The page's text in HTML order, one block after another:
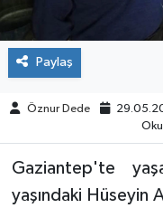
Paylaş
Öznur Dede
Gaziantep'te
yaşındaki Hüseyin